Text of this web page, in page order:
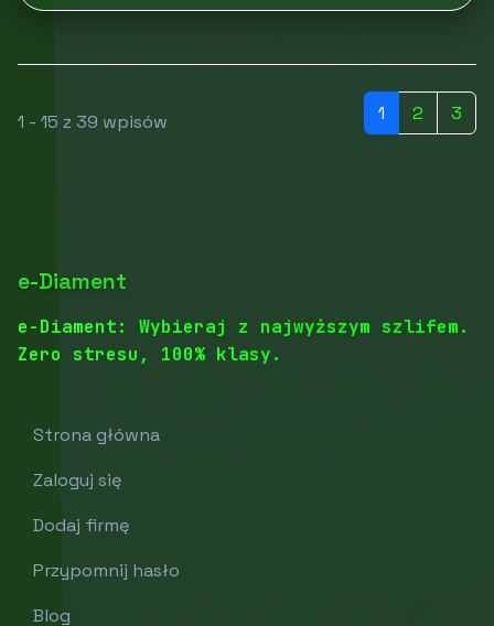
1 - 15 z 39 wpisów 1 2 3
e-Diament
e-Diament: Wybieraj z najwyższym szlifem.
Zero stresu, 100% klasy.
Strona główna
Zaloguj się
Dodaj firmę
Przypomnij hasło
Blog